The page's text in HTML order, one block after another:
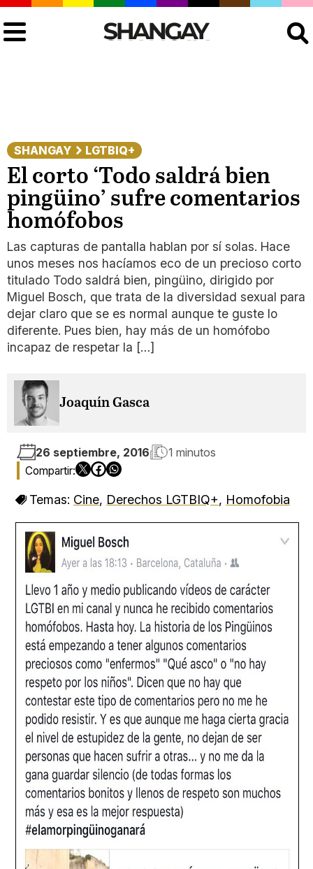
SHANGAY LGTBIQ+
El corto ‘Todo saldrá bien
pingüino’ sufre comentarios
homófobos
Las capturas de pantalla hablan por sí solas. Hace
unos meses nos hacíamos eco de un precioso corto
titulado Todo saldrá bien, pingüino, dirigido por
Miguel Bosch, que trata de la diversidad sexual para
dejar claro que se es normal aunque te guste lo
diferente. Pues bien, hay más de un homófobo
incapaz de respetar la […]
Joaquín Gasca
26 septiembre, 2016 1 minutos
Temas: Cine, Derechos LGTBIQ+, Homofobia